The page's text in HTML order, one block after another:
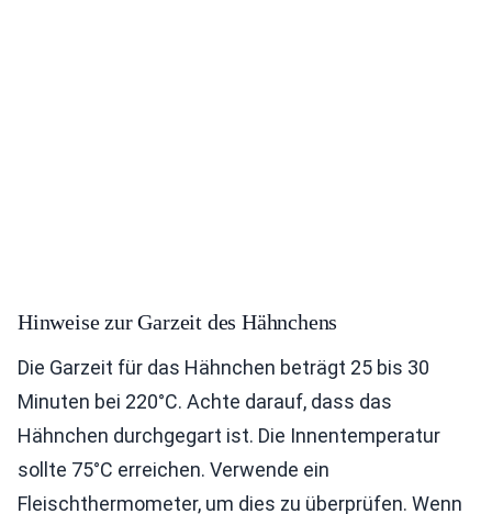
Hinweise zur Garzeit des Hähnchens
Die Garzeit für das Hähnchen beträgt 25 bis 30
Minuten bei 220°C. Achte darauf, dass das
Hähnchen durchgegart ist. Die Innentemperatur
sollte 75°C erreichen. Verwende ein
Fleischthermometer, um dies zu überprüfen. Wenn